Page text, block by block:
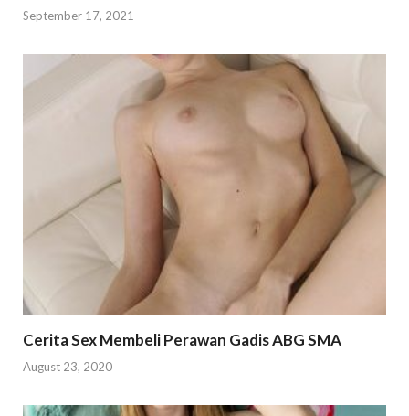
September 17, 2021
Cerita Sex Membeli Perawan Gadis ABG SMA
August 23, 2020